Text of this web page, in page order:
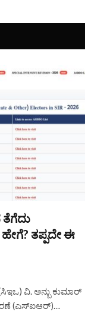
ತಪ್ಪದೇ ಈ
ವಿ. ಅನ್ಬು ಕುಮಾರ್
(ಎಸ್‌ಐಆರ್)…